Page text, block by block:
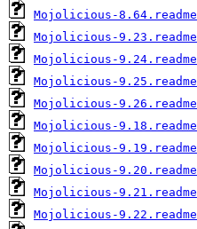
Mojolicious-8.64.readme
Mojolicious-9.23.readme
Mojolicious-9.24.readme
Mojolicious-9.25.readme
Mojolicious-9.26.readme
Mojolicious-9.18.readme
Mojolicious-9.19.readme
Mojolicious-9.20.readme
Mojolicious-9.21.readme
Mojolicious-9.22.readme